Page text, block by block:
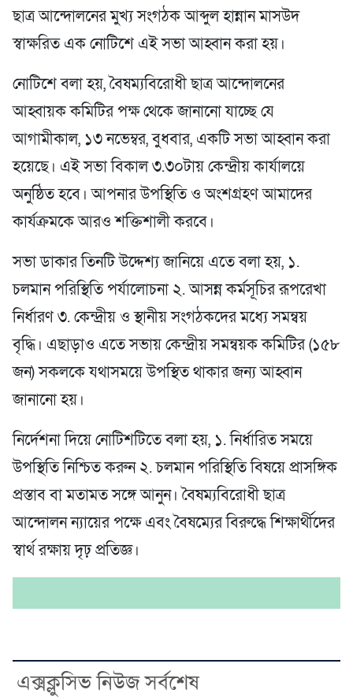
ছাত্র আন্দোলনের মুখ্য সংগঠক আব্দুল হান্নান মাসউদ
স্বাক্ষরিত এক নোটিশে এই সভা আহ্বান করা হয়।
নোটিশে বলা হয়, বৈষম্যবিরোধী ছাত্র আন্দোলনের
আহ্বায়ক কমিটির পক্ষ থেকে জানানো যাচ্ছে যে
আগামীকাল, ১৩ নভেম্বর, বুধবার, একটি সভা আহ্বান করা
হয়েছে। এই সভা বিকাল ৩.৩০টায় কেন্দ্রীয় কার্যালয়ে
অনুষ্ঠিত হবে। আপনার উপস্থিতি ও অংশগ্রহণ আমাদের
কার্যক্রমকে আরও শক্তিশালী করবে।
সভা ডাকার তিনটি উদ্দেশ্য জানিয়ে এতে বলা হয়, ১.
চলমান পরিস্থিতি পর্যালোচনা ২. আসন্ন কর্মসূচির রূপরেখা
নির্ধারণ ৩. কেন্দ্রীয় ও স্থানীয় সংগঠকদের মধ্যে সমন্বয়
বৃদ্ধি। এছাড়াও এতে সভায় কেন্দ্রীয় সমন্বয়ক কমিটির (১৫৮
জন) সকলকে যথাসময়ে উপস্থিত থাকার জন্য আহ্বান
জানানো হয়।
নির্দেশনা দিয়ে নোটিশটিতে বলা হয়, ১. নির্ধারিত সময়ে
উপস্থিতি নিশ্চিত করুন ২. চলমান পরিস্থিতি বিষয়ে প্রাসঙ্গিক
প্রস্তাব বা মতামত সঙ্গে আনুন। বৈষম্যবিরোধী ছাত্র
আন্দোলন ন্যায়ের পক্ষে এবং বৈষম্যের বিরুদ্ধে শিক্ষার্থীদের
স্বার্থ রক্ষায় দৃঢ় প্রতিজ্ঞ।
এক্সক্লুসিভ নিউজ সর্বশেষ